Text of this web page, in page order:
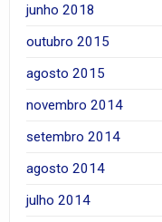
junho 2018
outubro 2015
agosto 2015
novembro 2014
setembro 2014
agosto 2014
julho 2014